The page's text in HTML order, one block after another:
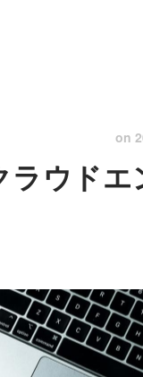
on
ウドエ